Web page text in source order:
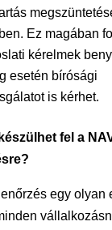
Ez magában
kérelmek
esetén bírósági
is kérhet.
fel a
egy olyan